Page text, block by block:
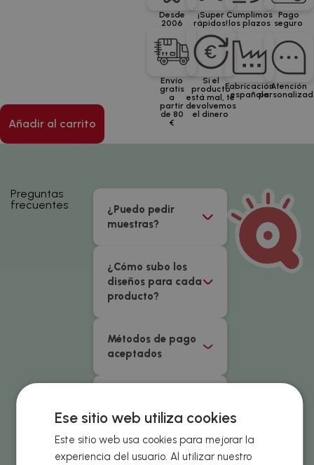
Desde
2006
¡Super
rápidos!
Cumplimos
los plazos
Pago
seguro
Envío
gratis
a
partir
de 80
€
Si el
producto
está mal, te
devolvemos
el dinero
Fabricación
española
Atención
Añadir al carrito
Preguntas
frecuentes
¿Puedo pedir
muestras?
¿Cómo subo los
diseños para cada
producto?
Métodos de pago
aceptados
del envío?
¿Cuándo recibiré
Ese sitio web utiliza cookies
Este sitio web usa cookies para mejorar la
experiencia del usuario. Al utilizar nuestro